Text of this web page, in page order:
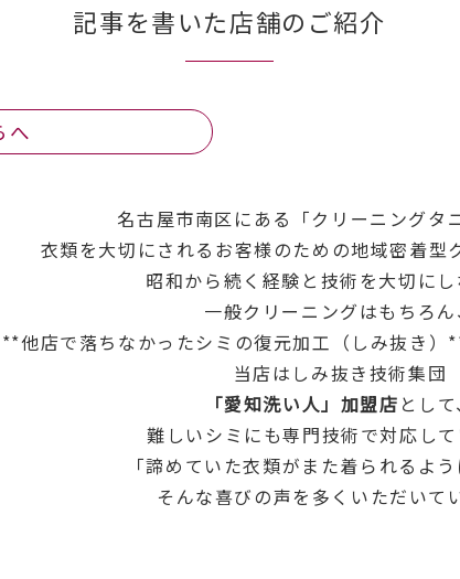
記事を書いた店舗のご紹介
へ
名古屋市南区にある「クリーニングタ
衣類を大切にされるお客様のための地域密着型
昭和から続く経験と技術を大切に
一般クリーニングはもちろ
**他店で落ちなかったシミの復元加工（しみ抜き）
当店はしみ抜き技術集団
「愛知洗い人」加盟店 とし
難しいシミにも専門技術で対応し
「諦めていた衣類がまた着られるよ
そんな喜びの声を多くいただいて